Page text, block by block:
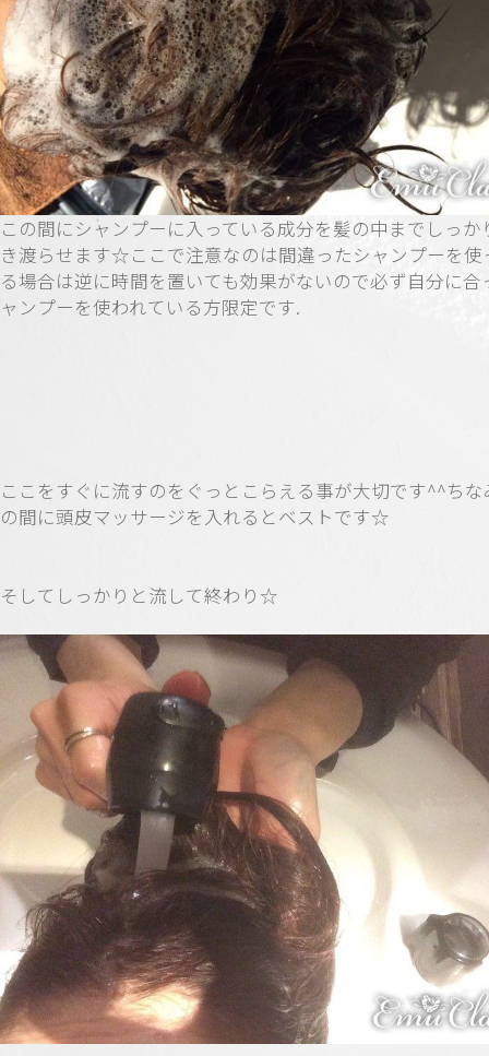
この間にシャンプーに入っている成分を髪の中までしっか
き渡らせます☆ここで注意なのは間違ったシャンプーを使
る場合は逆に時間を置いても効果がないので必ず自分に合
ャンプーを使われている方限定です.
ここをすぐに流すのをぐっとこらえる事が大切です^^ち
の間に頭皮マッサージを入れるとベストです☆
そしてしっかりと流して終わり☆